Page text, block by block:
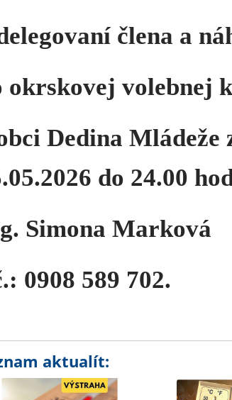
člena a
okrskovej volebnej
Dedina Mládeže
do 24.00
Simona Marková
0908 589 702.
aktualít: